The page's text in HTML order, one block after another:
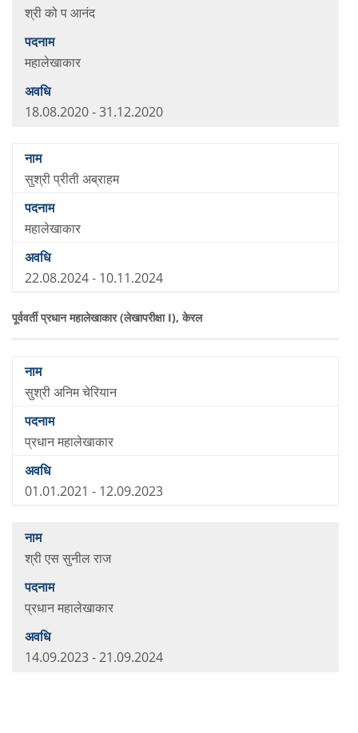
श्री को प आनंद
महालेखाकार
18.08.2020 - 31.12.2020
सुश्री प्रीती अब्राहम
महालेखाकार
22.08.2024 - 10.11.2024
पूर्ववर्ती प्रधान महालेखाकार (लेखापरीक्षा I), केरल
सुश्री अनिम चेरियान
प्रधान महालेखाकार
01.01.2021 - 12.09.2023
श्री एस सुनील राज
प्रधान महालेखाकार
14.09.2023 - 21.09.2024